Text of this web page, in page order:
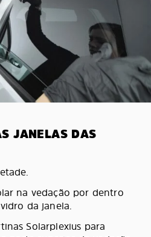
JANELAS DAS
na vedação por dentro
da janela.
Solarplexius para